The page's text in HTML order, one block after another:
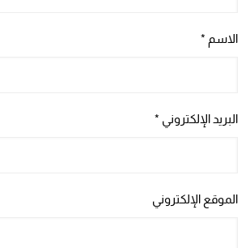
الاسم *
البريد الإلكتروني *
الموقع الإلكتروني